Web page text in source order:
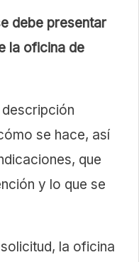
debe presentar
la oficina de
se hace, así
que
y lo que se
la oficina